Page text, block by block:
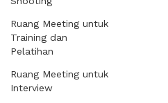
Ruang Meeting untuk
Training dan
Pelatihan
Ruang Meeting untuk
Interview